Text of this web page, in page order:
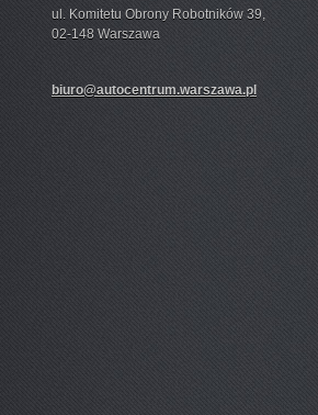
ul. Komitetu Obrony Robotników 39,
02-148 Warszawa
biuro@autocentrum.warszawa.pl